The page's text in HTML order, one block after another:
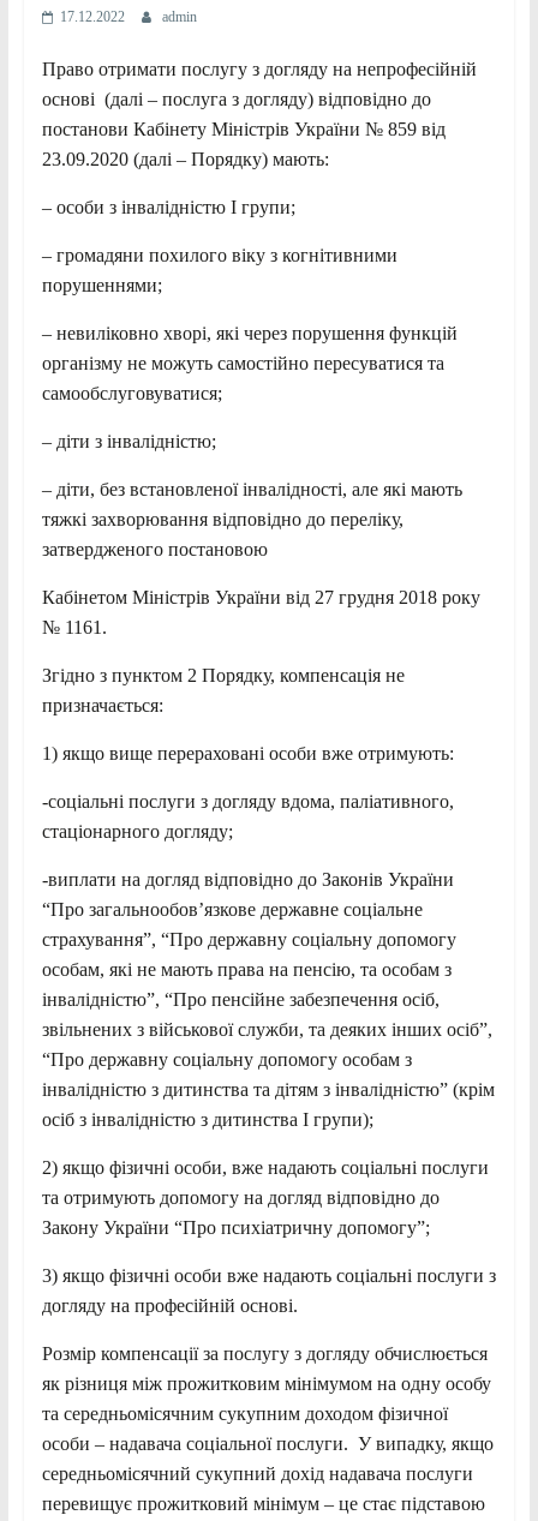
17.12.2022 admin
Право отримати послугу з догляду на непрофесійній
основі (далі – послуга з догляду) відповідно до
постанови Кабінету Міністрів України № 859 від
23.09.2020 (далі – Порядку) мають:
– особи з інвалідністю I групи;
– громадяни похилого віку з когнітивними
порушеннями;
– невиліковно хворі, які через порушення функцій
організму не можуть самостійно пересуватися та
самообслуговуватися;
– діти з інвалідністю;
– діти, без встановленої інвалідності, але які мають
тяжкі захворювання відповідно до переліку,
затвердженого постановою
Кабінетом Міністрів України від 27 грудня 2018 року
№ 1161.
Згідно з пунктом 2 Порядку, компенсація не
призначається:
1) якщо вище перераховані особи вже отримують:
-соціальні послуги з догляду вдома, паліативного,
стаціонарного догляду;
-виплати на догляд відповідно до Законів України
“Про загальнообов’язкове державне соціальне
страхування”, “Про державну соціальну допомогу
особам, які не мають права на пенсію, та особам з
інвалідністю”, “Про пенсійне забезпечення осіб,
звільнених з військової служби, та деяких інших осіб”,
“Про державну соціальну допомогу особам з
інвалідністю з дитинства та дітям з інвалідністю” (крім
осіб з інвалідністю з дитинства I групи);
2) якщо фізичні особи, вже надають соціальні послуги
та отримують допомогу на догляд відповідно до
Закону України “Про психіатричну допомогу”;
3) якщо фізичні особи вже надають соціальні послуги з
догляду на професійній основі.
Розмір компенсації за послугу з догляду обчислюється
як різниця між прожитковим мінімумом на одну особу
та середньомісячним сукупним доходом фізичної
особи – надавача соціальної послуги. У випадку, якщо
середньомісячний сукупний дохід надавача послуги
перевищує прожитковий мінімум – це стає підставою